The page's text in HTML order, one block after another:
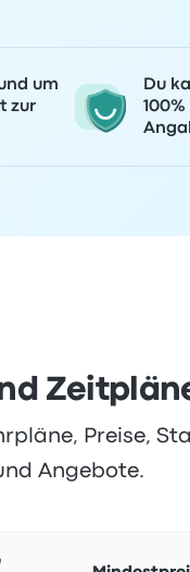
um
zur
Du
Preise,
Angebote.